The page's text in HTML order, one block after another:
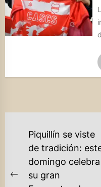
NAVEGACIÓN
ENTRADAS
Previous
Piquillín se viste
de tradición:
domingo celebra
su gran